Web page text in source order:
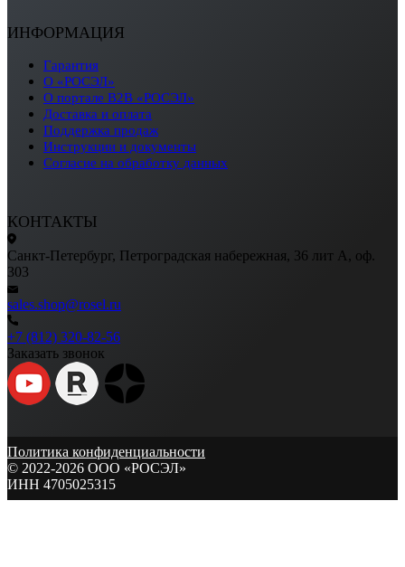
ИНФОРМАЦИЯ
Гарантия
О «РОСЭЛ»
О портале B2B «РОСЭЛ»
Доставка и оплата
Поддержка продаж
Инструкции и документы
Согласие на обработку данных
КОНТАКТЫ
Санкт-Петербург, Петроградская набережная, 36 лит А, оф.
303
sales.shop@rosel.ru
+7 (812) 320-82-56
Заказать звонок
Политика конфиденциальности
© 2022-2026 ООО «РОСЭЛ»
ИНН 4705025315